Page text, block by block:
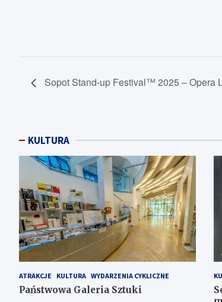
Sopot Stand-up Festival™ 2025 – Opera
KULTURA
ATRAKCJE KULTURA WYDARZENIA CYKLICZNE
Państwowa Galeria Sztuki